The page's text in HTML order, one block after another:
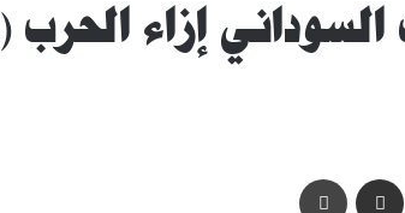
إزاء الحرب (3/2)
ماسنجر مشاركة عبر البريد